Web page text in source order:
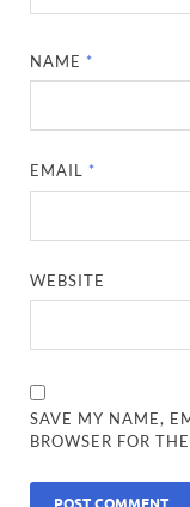
NAME *
EMAIL *
WEBSITE
SAVE MY NAME,
BROWSER FOR